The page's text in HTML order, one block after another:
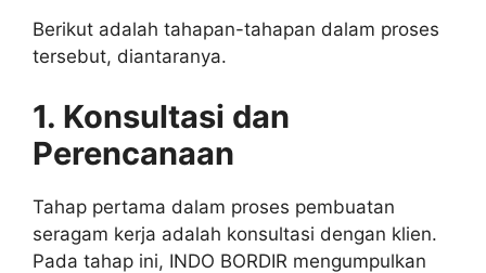
Berikut adalah tahapan-tahapan dalam proses
tersebut, diantaranya.
1. Konsultasi dan
Perencanaan
Tahap pertama dalam proses pembuatan
seragam kerja adalah konsultasi dengan klien.
Pada tahap ini, INDO BORDIR mengumpulkan